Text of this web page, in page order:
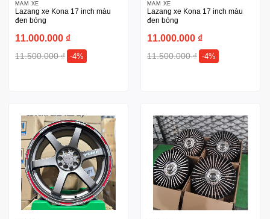
MÂM XE
Lazang xe Kona 17 inch màu
đen bóng
11.000.000 ₫
11.500.000₫ -4%
MÂM XE
Lazang xe Kona 17 inch màu
đen bóng
11.000.000 ₫
11.500.000₫ -4%